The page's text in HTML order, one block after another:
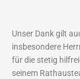
Unser Dank gilt
insbesondere
für die stetig
seinem